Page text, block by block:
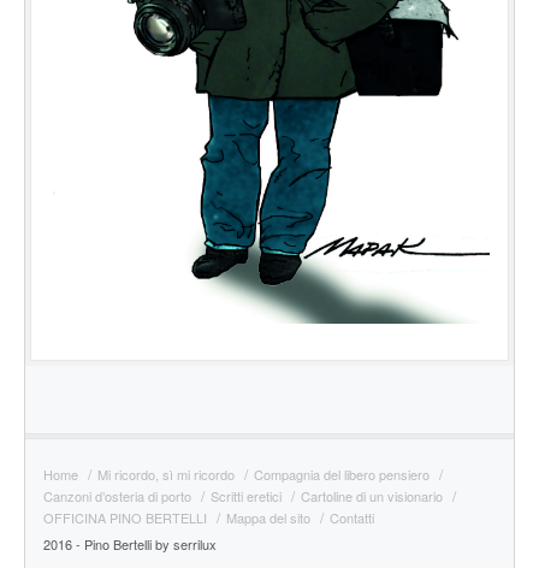
Home Mi ricordo, sì mi ricordo
Compagnia del libero pensiero
Canzoni d’osteria di porto
Scritti eretici
Cartoline di un visionario
OFFICINA PINO BERTELLI
Mappa del sito
Contatti
2016 - Pino Bertelli by serrilux